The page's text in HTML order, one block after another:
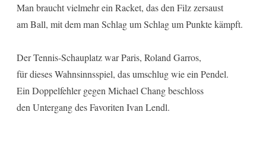
Man braucht vielmehr ein Racket, das den Filz zersaust
am Ball, mit dem man Schlag um Schlag um Punkte kämpft.
Der Tennis-Schauplatz war Paris, Roland Garros,
für dieses Wahnsinnsspiel, das umschlug wie ein Pendel.
Ein Doppelfehler gegen Michael Chang beschloss
den Untergang des Favoriten Ivan Lendl.